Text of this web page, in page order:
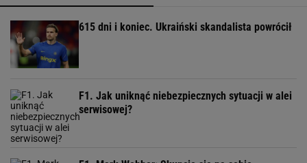
615 dni i koniec. Ukraiński skandalista powrócił
F1. Jak uniknąć niebezpiecznych sytuacji w alei
serwisowej?